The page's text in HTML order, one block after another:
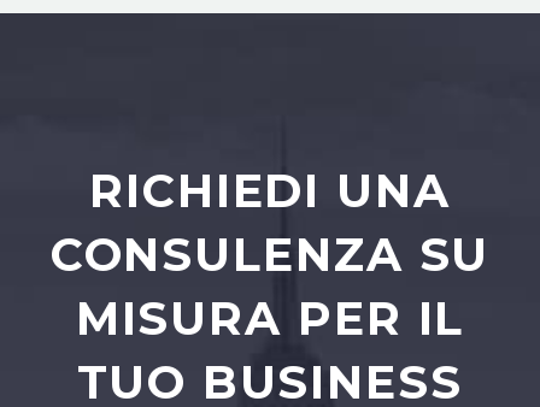
RICHIEDI UNA
CONSULENZA SU
MISURA PER IL
TUO BUSINESS